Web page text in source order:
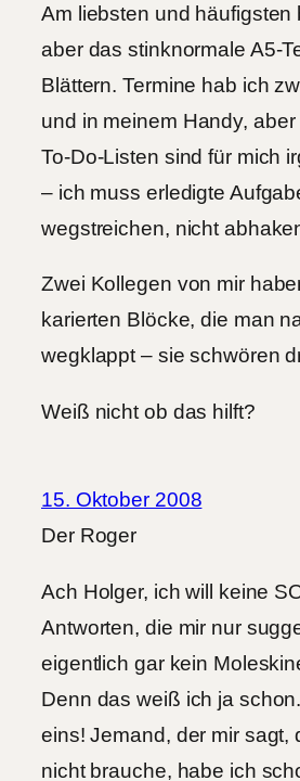
Am liebsten und häufigsten
aber das stinknormale A5-
Blättern. Termine hab ich
und in meinem Handy,
To-Do-Listen sind für mich
– ich muss erledigte
wegstreichen, nicht
Zwei Kollegen von mir
karierten Blöcke, die man
wegklappt – sie schwören
Weiß nicht ob das hilft?
15. Oktober 2008
Der Roger
Ach Holger, ich will keine
Antworten, die mir nur
eigentlich gar kein
Denn das weiß ich ja schon.
eins! Jemand, der mir sagt,
nicht brauche, habe ich